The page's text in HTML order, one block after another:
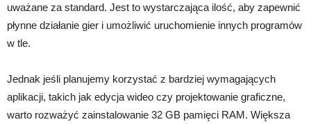
uważane za standard. Jest to wystarczająca ilość, aby zapewnić
płynne działanie gier i umożliwić uruchomienie innych programów
w tle.
Jednak jeśli planujemy korzystać z bardziej wymagających
aplikacji, takich jak edycja wideo czy projektowanie graficzne,
warto rozważyć zainstalowanie 32 GB pamięci RAM. Większa